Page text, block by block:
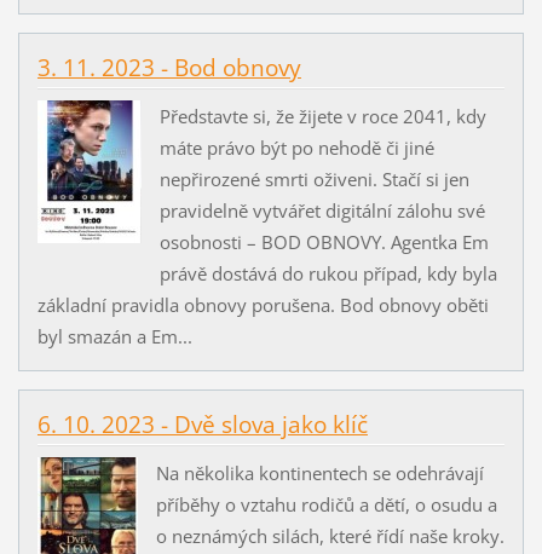
3. 11. 2023 - Bod obnovy
Představte si, že žijete v roce 2041, kdy
máte právo být po nehodě či jiné
nepřirozené smrti oživeni. Stačí si jen
pravidelně vytvářet digitální zálohu své
osobnosti – BOD OBNOVY. Agentka Em
právě dostává do rukou případ, kdy byla
základní pravidla obnovy porušena. Bod obnovy oběti
byl smazán a Em...
6. 10. 2023 - Dvě slova jako klíč
Na několika kontinentech se odehrávají
příběhy o vztahu rodičů a dětí, o osudu a
o neznámých silách, které řídí naše kroky.